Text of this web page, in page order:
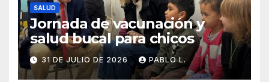
SALUD
Jornada de vacunación y
salud bucal para chicos
31 DE JULIO DE 2026 PABLO L.